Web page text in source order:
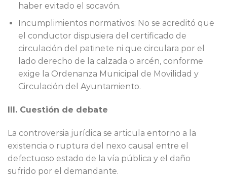
haber evitado el socavón.
Incumplimientos normativos: No se acreditó que
el conductor dispusiera del certificado de
circulación del patinete ni que circulara por el
lado derecho de la calzada o arcén, conforme
exige la Ordenanza Municipal de Movilidad y
Circulación del Ayuntamiento.
III. Cuestión de debate
La controversia jurídica se articula entorno a la
existencia o ruptura del nexo causal entre el
defectuoso estado de la vía pública y el daño
sufrido por el demandante.